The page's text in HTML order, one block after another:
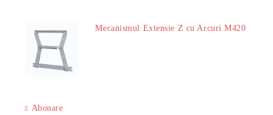
Mecanismul Extensie Z cu Arcuri M420
Abonare